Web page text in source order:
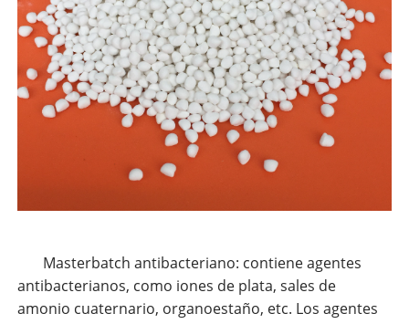
Masterbatch antibacteriano: contiene agentes
antibacterianos, como iones de plata, sales de
amonio cuaternario, organoestaño, etc. Los agentes